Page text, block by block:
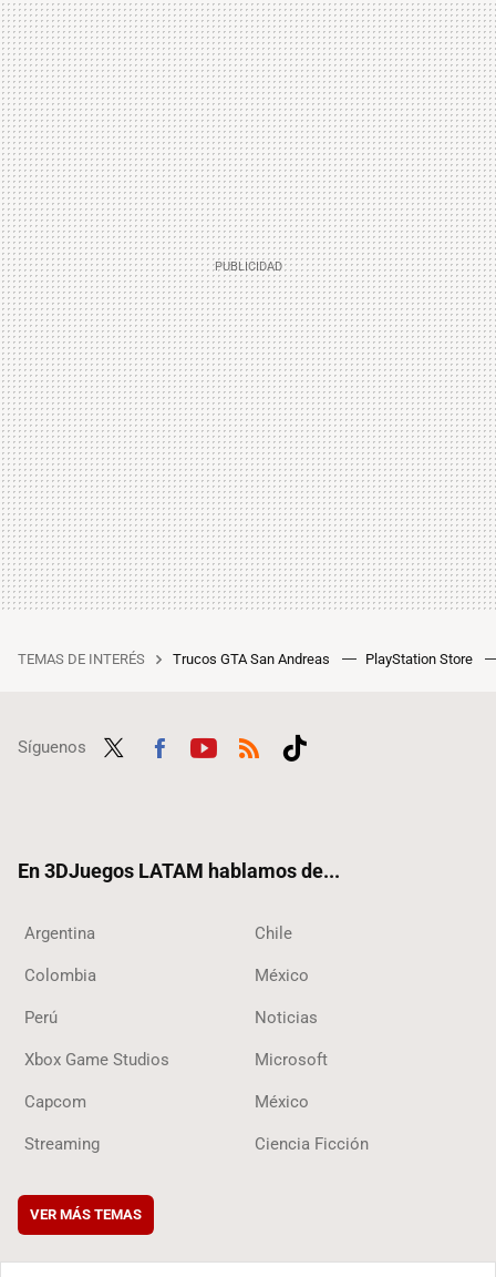
TEMAS DE INTERÉS Trucos GTA San Andreas PlayStation Store
Síguenos
En 3DJuegos LATAM hablamos de...
Argentina Chile
Colombia México
Perú Noticias
Xbox Game Studios Microsoft
Capcom México
Streaming Ciencia Ficción
VER MÁS TEMAS